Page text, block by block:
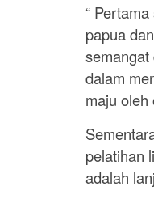
“
papua
dalam
maju oleh
pelatihan
adalah